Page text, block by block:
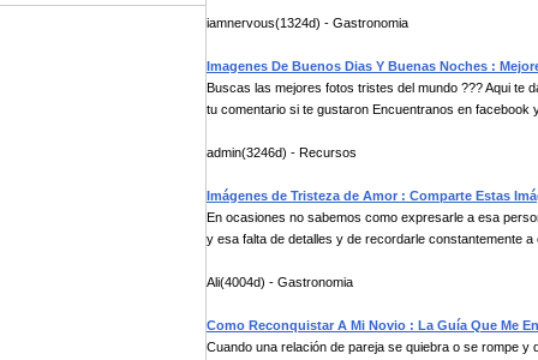
iamnervous(1324d) - Gastronomia
Imagenes De Buenos Dias Y Buenas Noches :
Buscas las mejores fotos tristes del mundo ??? Aqui te
tu comentario si te gustaron Encuentranos en facebook
admin(3246d) - Recursos
Imágenes de Tristeza de Amor : Comparte Estas
En ocasiones no sabemos como expresarle a esa
y esa falta de detalles y de recordarle constantemente a
Ali(4004d) - Gastronomia
Como Reconquistar A Mi Novio : La Guía Que Me
Cuando una relación de pareja se quiebra o se rompe